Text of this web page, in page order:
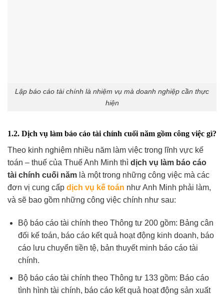
Lập báo cáo tài chính là nhiệm vụ mà doanh nghiệp cần thực
hiện
1.2. Dịch vụ làm báo cáo tài chính cuối năm gồm công việc gì?
Theo kinh nghiệm nhiều năm làm việc trong lĩnh vực kế
toán – thuế của Thuế Anh Minh thì dịch vụ làm báo cáo
tài chính cuối năm là một trong những công việc mà các
đơn vị cung cấp dịch vụ kế toán như Anh Minh phải làm,
và sẽ bao gồm những công việc chính như sau:
Bộ báo cáo tài chính theo Thông tư 200 gồm: Bảng cân
đối kế toán, báo cáo kết quả hoạt động kinh doanh, báo
cáo lưu chuyển tiền tệ, bản thuyết minh báo cáo tài
chính.
Bộ báo cáo tài chính theo Thông tư 133 gồm: Báo cáo
tình hình tài chính, báo cáo kết quả hoạt động sản xuất